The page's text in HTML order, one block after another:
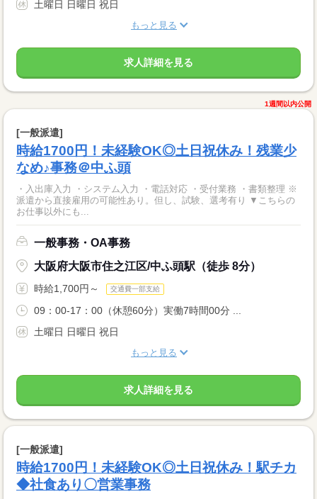
土曜日 日曜日 祝日
もっと見る
求人詳細を見る
1週間以内公開
[一般派遣]
時給1700円！未経験OK◎土日祝休み！残業少
なめ♪事務＠中ふ頭
・入出庫入力 ・システム入力 ・電話対応 ・受付業務 ・書類整理 ※
派遣から直接雇用の可能性あり。但し、試験、選考有り ▼こちらの
お仕事以外にも...
一般事務・OA事務
大阪府大阪市住之江区/中ふ頭駅（徒歩 8分）
時給1,700円～ 交通費一部支給
09：00-17：00（休憩60分）実働7時間00分 ...
土曜日 日曜日 祝日
もっと見る
求人詳細を見る
[一般派遣]
時給1700円！未経験OK◎土日祝休み！駅チカ
◆社食あり〇営業事務